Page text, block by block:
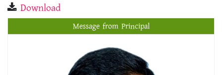
Download
Message from Principal